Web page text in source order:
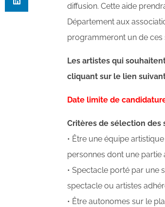
diffusion. Cette aide
Département aux
programmeront un de ces
Les artistes qui
cliquant sur le lien
Date limite de
Critères de sélection des
• Être une équipe
personnes dont une partie
• Spectacle porté par une
spectacle ou artistes
• Être autonomes sur le